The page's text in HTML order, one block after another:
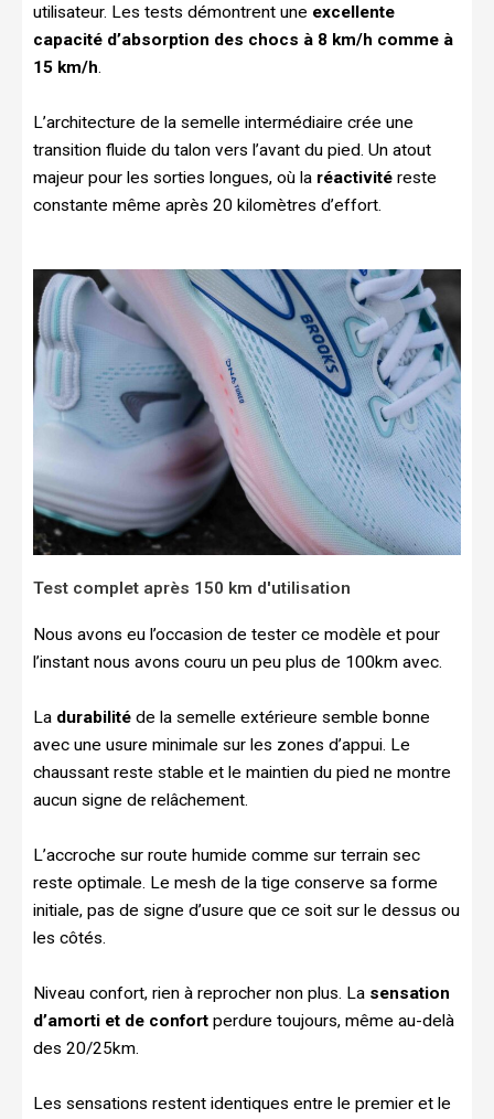
utilisateur. Les tests démontrent une excellente
capacité d’absorption des chocs à 8 km/h comme à
15 km/h.
L’architecture de la semelle intermédiaire crée une
transition fluide du talon vers l’avant du pied. Un atout
majeur pour les sorties longues, où la réactivité reste
constante même après 20 kilomètres d’effort.
Test complet après 150 km d'utilisation
Nous avons eu l’occasion de tester ce modèle et pour
l’instant nous avons couru un peu plus de 100km avec.
La durabilité de la semelle extérieure semble bonne
avec une usure minimale sur les zones d’appui. Le
chaussant reste stable et le maintien du pied ne montre
aucun signe de relâchement.
L’accroche sur route humide comme sur terrain sec
reste optimale. Le mesh de la tige conserve sa forme
initiale, pas de signe d’usure que ce soit sur le dessus ou
les côtés.
Niveau confort, rien à reprocher non plus. La sensation
d’amorti et de confort perdure toujours, même au-delà
des 20/25km.
Les sensations restent identiques entre le premier et le